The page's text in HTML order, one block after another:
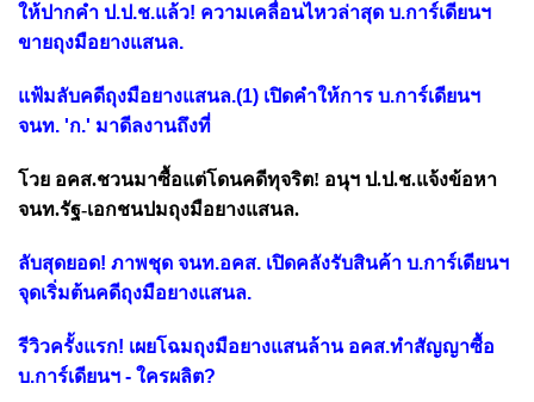
ให้ปากคำ ป.ป.ช.แล้ว! ความเคลื่อนไหวล่าสุด บ.การ์เดียนฯ
ขายถุงมือยางแสนล.
แฟ้มลับคดีถุงมือยางแสนล.(1) เปิดคำให้การ บ.การ์เดียนฯ
จนท. 'ก.' มาดีลงานถึงที่
โวย อคส.ชวนมาซื้อแต่โดนคดีทุจริต! อนุฯ ป.ป.ช.แจ้งข้อหา
จนท.รัฐ-เอกชนปมถุงมือยางแสนล.
ลับสุดยอด! ภาพชุด จนท.อคส. เปิดคลังรับสินค้า บ.การ์เดียนฯ
จุดเริ่มต้นคดีถุงมือยางแสนล.
รีวิวครั้งแรก! เผยโฉมถุงมือยางแสนล้าน อคส.ทำสัญญาซื้อ
บ.การ์เดียนฯ - ใครผลิต?